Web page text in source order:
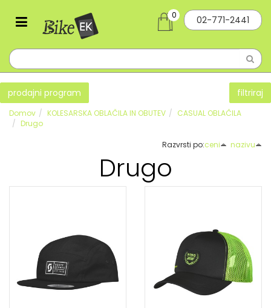
02-771-2441
0
prodajni program filtriraj
Domov KOLESARSKA OBLAČILA IN OBUTEV
CASUAL OBLAČILA
Drugo
Razvrsti po:ceni nazivu
Drugo